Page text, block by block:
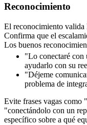
Reconocimiento
El reconocimiento valida
Confirma que el
Los buenos
"Lo conectaré con
ayudarlo con su
"Déjeme
problema de
Evite frases vagas como
"conectándolo con un
específico sobre a qué